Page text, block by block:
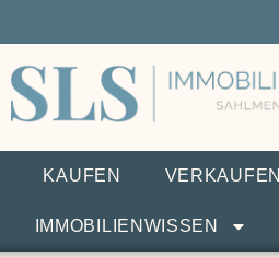
KAUFEN VERKAUFEN
IMMOBILIENWISSEN